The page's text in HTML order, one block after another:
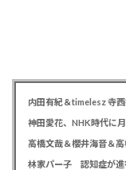
内田有紀＆timelesz 寺
神田愛花、NHK時代に